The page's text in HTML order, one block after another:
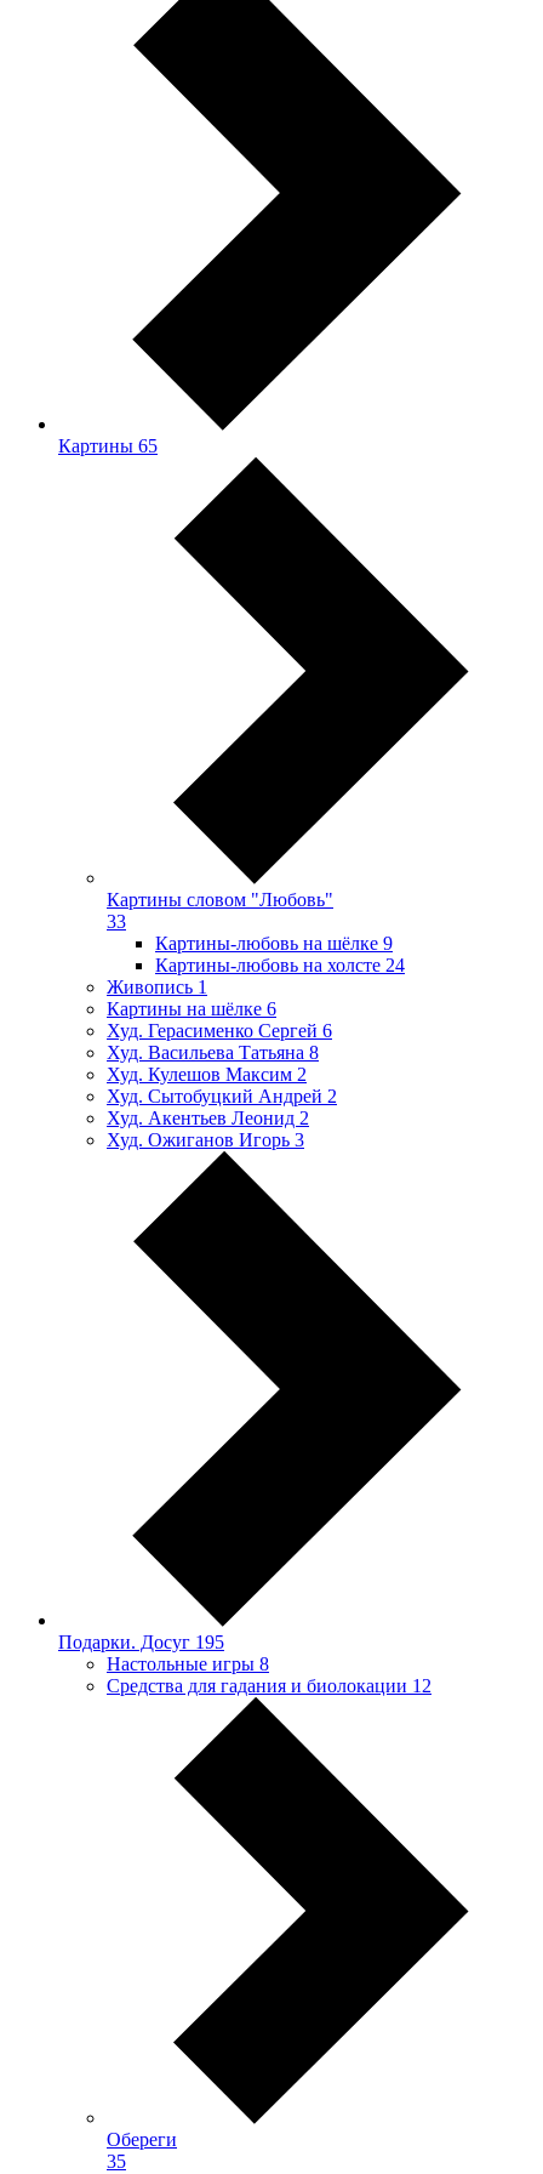
Картины 65
Картины словом "Любовь"
33
Картины-любовь на шёлке 9
Картины-любовь на холсте 24
Живопись 1
Картины на шёлке 6
Худ. Герасименко Сергей 6
Худ. Васильева Татьяна 8
Худ. Кулешов Максим 2
Худ. Сытобуцкий Андрей 2
Худ. Акентьев Леонид 2
Худ. Ожиганов Игорь 3
Подарки. Досуг 195
Настольные игры 8
Средства для гадания и биолокации 12
Обереги
35